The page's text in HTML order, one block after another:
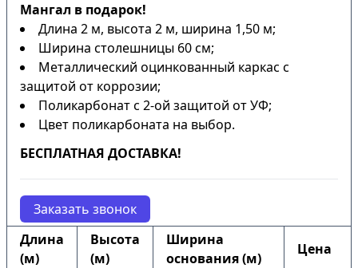
Мангал в подарок!
Длина 2 м, высота 2 м, ширина 1,50 м;
Ширина столешницы 60 см;
Металлический оцинкованный каркас с
защитой от коррозии;
Поликарбонат с 2-ой защитой от УФ;
Цвет поликарбоната на выбор.
БЕСПЛАТНАЯ ДОСТАВКА!
Заказать звонок
Длина
(м)
Высота
(м)
Ширина
основания (м)
Цена